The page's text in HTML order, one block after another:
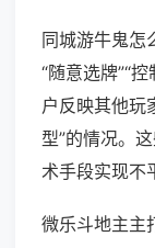
同城游牛鬼怎
“随意选牌”“
户反映其他玩
型”的情况。
术手段实现不
微乐斗地主主